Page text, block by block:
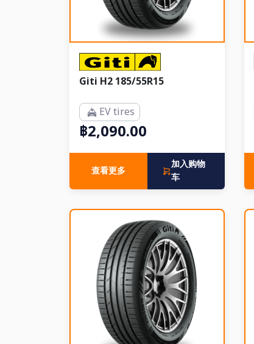
Giti H2 185/55R15
EV tires
฿2,090.00
查看更多
加入购物
车